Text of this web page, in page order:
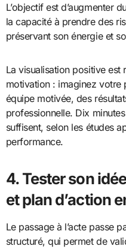
L’objectif est d’augmenter
la capacité à prendre des
préservant son énergie et
La visualisation positive
motivation : imaginez votre
équipe motivée, des
professionnelle. Dix
suffisent, selon les études
performance.
4. Tester son
et plan d’action
Le passage à l’acte passe
structuré, qui permet de